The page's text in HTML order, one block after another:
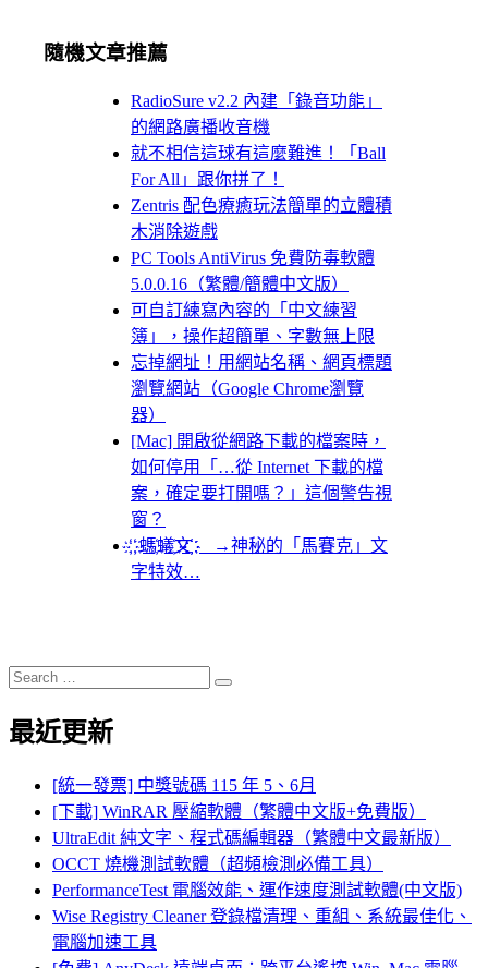
隨機文章推薦
RadioSure v2.2 內建「錄音功能」
的網路廣播收音機
就不相信這球有這麼難進！「Ball
For All」跟你拼了！
Zentris 配色療癒玩法簡單的立體積
木消除遊戲
PC Tools AntiVirus 免費防毒軟體
5.0.0.16（繁體/簡體中文版）
可自訂練寫內容的「中文練習
簿」，操作超簡單、字數無上限
忘掉網址！用網站名稱、網頁標題
瀏覽網站（Google Chrome瀏覽
器）
[Mac] 開啟從網路下載的檔案時，
如何停用「…從 Internet 下載的檔
案，確定要打開嗎？」這個警告視
窗？
҉ ҉ 螞҉蟻҉文҉҉ →神秘的「馬賽克」文
字特效…
Search
for:
Search
最近更新
[統一發票] 中獎號碼 115 年 5、6月
[下載] WinRAR 壓縮軟體（繁體中文版+免費版）
UltraEdit 純文字、程式碼編輯器（繁體中文最新版）
OCCT 燒機測試軟體（超頻檢測必備工具）
PerformanceTest 電腦效能、運作速度測試軟體(中文版)
Wise Registry Cleaner 登錄檔清理、重組、系統最佳化、
電腦加速工具